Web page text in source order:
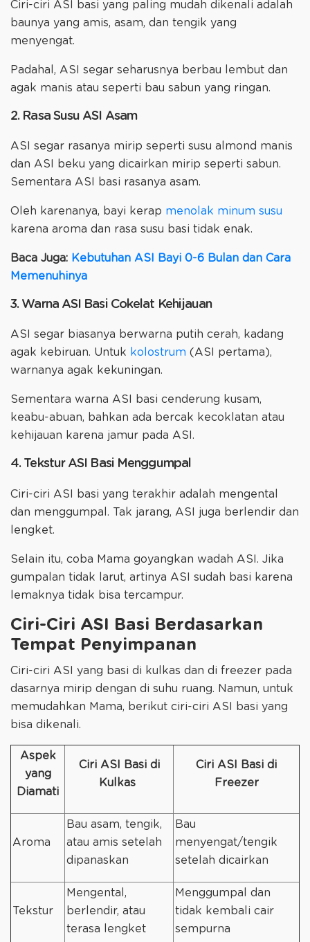
Ciri-ciri ASI basi yang paling mudah dikenali adalah
baunya yang amis, asam, dan tengik yang
menyengat.
Padahal, ASI segar seharusnya berbau lembut dan
agak manis atau seperti bau sabun yang ringan.
2. Rasa Susu ASI Asam
ASI segar rasanya mirip seperti susu almond manis
dan ASI beku yang dicairkan mirip seperti sabun.
Sementara ASI basi rasanya asam.
Oleh karenanya, bayi kerap menolak minum susu
karena aroma dan rasa susu basi tidak enak.
Baca Juga: Kebutuhan ASI Bayi 0-6 Bulan dan Cara
Memenuhinya
3. Warna ASI Basi Cokelat Kehijauan
ASI segar biasanya berwarna putih cerah, kadang
agak kebiruan. Untuk kolostrum (ASI pertama),
warnanya agak kekuningan.
Sementara warna ASI basi cenderung kusam,
keabu-abuan, bahkan ada bercak kecoklatan atau
kehijauan karena jamur pada ASI.
4. Tekstur ASI Basi Menggumpal
Ciri-ciri ASI basi yang terakhir adalah mengental
dan menggumpal. Tak jarang, ASI juga berlendir dan
lengket.
Selain itu, coba Mama goyangkan wadah ASI. Jika
gumpalan tidak larut, artinya ASI sudah basi karena
lemaknya tidak bisa tercampur.
Ciri-Ciri ASI Basi Berdasarkan
Tempat Penyimpanan
Ciri-ciri ASI yang basi di kulkas dan di freezer pada
dasarnya mirip dengan di suhu ruang. Namun, untuk
memudahkan Mama, berikut ciri-ciri ASI basi yang
bisa dikenali.
Aspek
yang
Diamati
Ciri ASI Basi di
Kulkas
Ciri ASI Basi di
Freezer
Aroma
Bau asam, tengik,
atau amis setelah
dipanaskan
Bau
menyengat/tengik
setelah dicairkan
Tekstur
Mengental,
berlendir, atau
terasa lengket
Menggumpal dan
tidak kembali cair
sempurna